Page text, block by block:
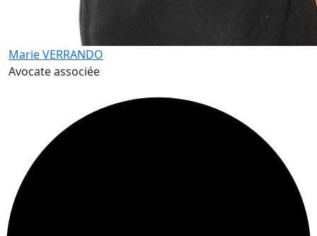
Marie VERRANDO
Avocate associée